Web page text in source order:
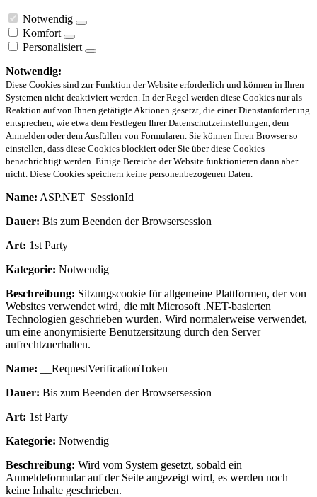
Notwendig
Komfort
Personalisiert
Notwendig:
Diese Cookies sind zur Funktion der Website erforderlich und können in Ihren
Systemen nicht deaktiviert werden. In der Regel werden diese Cookies nur als
Reaktion auf von Ihnen getätigte Aktionen gesetzt, die einer Dienstanforderung
entsprechen, wie etwa dem Festlegen Ihrer Datenschutzeinstellungen, dem
Anmelden oder dem Ausfüllen von Formularen. Sie können Ihren Browser so
einstellen, dass diese Cookies blockiert oder Sie über diese Cookies
benachrichtigt werden. Einige Bereiche der Website funktionieren dann aber
nicht. Diese Cookies speichern keine personenbezogenen Daten.
Name: ASP.NET_SessionId
Dauer: Bis zum Beenden der Browsersession
Art: 1st Party
Kategorie: Notwendig
Beschreibung: Sitzungscookie für allgemeine Plattformen, der von
Websites verwendet wird, die mit Microsoft .NET-basierten
Technologien geschrieben wurden. Wird normalerweise verwendet,
um eine anonymisierte Benutzersitzung durch den Server
aufrechtzuerhalten.
Name: __RequestVerificationToken
Dauer: Bis zum Beenden der Browsersession
Art: 1st Party
Kategorie: Notwendig
Beschreibung: Wird vom System gesetzt, sobald ein
Anmeldeformular auf der Seite angezeigt wird, es werden noch
keine Inhalte geschrieben.